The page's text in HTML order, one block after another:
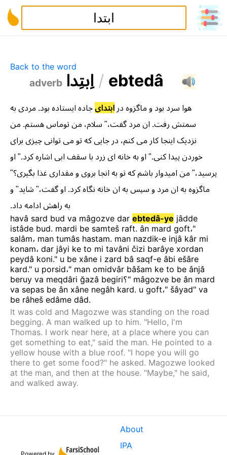
Back to the word
adverb ابتدا / ebtedâ
هوا سرد بود و ماگزوه در ابتدایجاده ایستاده بود. مردی به
سمتش رفت. ان مرد گفت،" سلام، من توماسهستم. من
نزدیک اینجا کار میکنم، در جاییکه تو می توانیچیزی برای
خوردن پیدا کنی." او بهخانه ای زرد با سقف ابی اشارهکرد." او
پرسید،" من امیدوار باشمکه تو به انجا بروی و مقداریغذا بگیری؟"
ماگزوه به ان مرد و سپس به انخانه نگاهکرد. اوگفت،" شاید" و
به راهش ادامه داد.
havâ sard bud va mâgozve dar ebtedâ-ye jâdde
istâde bud. mardi be samteš raft. ân mard goft،"
salâm، man tumâs hastam. man nazdik-e injâ kâr mi
konam، dar jâyi ke to mi tavâni čizi barâye xordan
peydâ koni." u be xâne i zard bâ saqf-e âbi ešâre
kard." u porsid،" man omidvâr bâšam ke to be ânjâ
beruy va meqdâri ğazâ begiri ؟" mâgozve be ân mard
va sepas be ân xâne negâh kard. u goft،" šâyad" va
be râheš edâme dâd.
It was cold and Magozwe was standing on the road
begging. A man walked up to him. "Hello, I'm
Thomas. I work near here, at a place where you can
get something to eat," said the man. He pointed to a
yellow house with a blue roof. "I hope you will go
there to get some food?" he asked. Magozwe looked
at the man, and then at the house. "Maybe," he said,
and walked away.
About
IPA